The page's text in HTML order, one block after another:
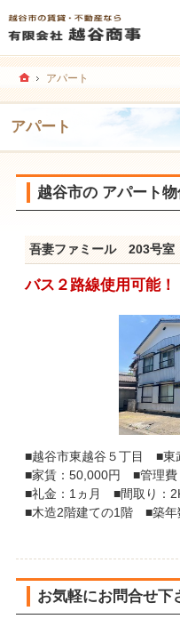
アパート
越谷市の アパート
吾妻ファミール 203号室
バス２路線使用可能！
■越谷市東越谷５丁目 ■東
■家賃：50,000円 ■管理
■礼金：1ヵ月 ■間取り：
■木造2階建ての1階 ■築年
お気軽にお問合せ下
ホーム
アパート